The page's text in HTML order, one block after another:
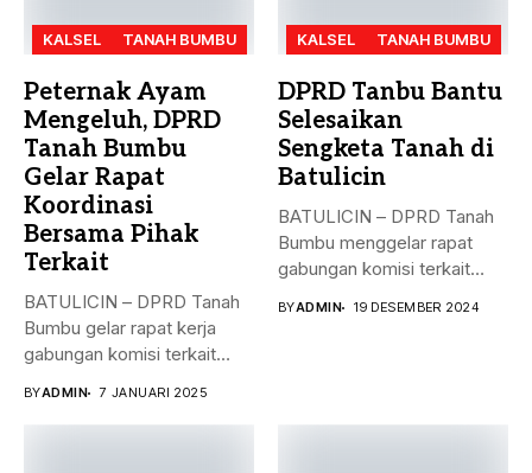
KALSEL TANAH BUMBU
Peternak Ayam
Mengeluh, DPRD
Tanah Bumbu
Gelar Rapat
Koordinasi
Bersama Pihak
Terkait
BATULICIN – DPRD Tanah
Bumbu gelar rapat kerja
gabungan komisi terkait
BYADMIN 7 JANUARI 2025
KALSEL TANAH BUMBU
DPRD Tanbu Bantu
Selesaikan
Sengketa Tanah di
Batulicin
BATULICIN – DPRD Tanah
Bumbu menggelar rapat
gabungan komisi terkait
BYADMIN 19 DESEMBER 2024